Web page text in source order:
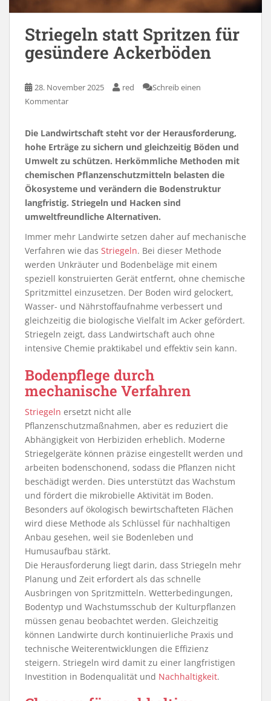
Striegeln statt Spritzen für
gesündere Ackerböden
28. November 2025 red
Schreib einen
Kommentar
Die Landwirtschaft steht vor der Herausforderung,
hohe Erträge zu sichern und gleichzeitig Böden und
Umwelt zu schützen. Herkömmliche Methoden mit
chemischen Pflanzenschutzmitteln belasten die
Ökosysteme und verändern die Bodenstruktur
langfristig. Striegeln und Hacken sind
umweltfreundliche Alternativen.
Immer mehr Landwirte setzen daher auf mechanische
Verfahren wie das Striegeln. Bei dieser Methode
werden Unkräuter und Bodenbeläge mit einem
speziell konstruierten Gerät entfernt, ohne chemische
Spritzmittel einzusetzen. Der Boden wird gelockert,
Wasser- und Nährstoffaufnahme verbessert und
gleichzeitig die biologische Vielfalt im Acker gefördert.
Striegeln zeigt, dass Landwirtschaft auch ohne
intensive Chemie praktikabel und effektiv sein kann.
Bodenpflege durch
mechanische Verfahren
Striegeln ersetzt nicht alle
Pflanzenschutzmaßnahmen, aber es reduziert die
Abhängigkeit von Herbiziden erheblich. Moderne
Striegelgeräte können präzise eingestellt werden und
arbeiten bodenschonend, sodass die Pflanzen nicht
beschädigt werden. Dies unterstützt das Wachstum
und fördert die mikrobielle Aktivität im Boden.
Besonders auf ökologisch bewirtschafteten Flächen
wird diese Methode als Schlüssel für nachhaltigen
Anbau gesehen, weil sie Bodenleben und
Humusaufbau stärkt.
Die Herausforderung liegt darin, dass Striegeln mehr
Planung und Zeit erfordert als das schnelle
Ausbringen von Spritzmitteln. Wetterbedingungen,
Bodentyp und Wachstumsschub der Kulturpflanzen
müssen genau beobachtet werden. Gleichzeitig
können Landwirte durch kontinuierliche Praxis und
technische Weiterentwicklungen die Effizienz
steigern. Striegeln wird damit zu einer langfristigen
Investition in Bodenqualität und Nachhaltigkeit.